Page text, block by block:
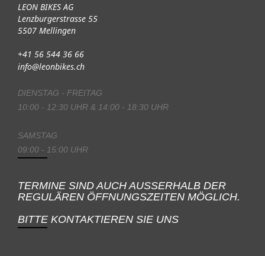
LEON BIKES AG
Lenzburgerstrasse 55
5507 Mellingen
+41 56 544 36 66
info@leonbikes.ch
DIENSTAG - FREITAG
10:00 - 12:30 UHR & 14:00 - 18:30 UHR
SAMSTAG
09:00 - 15:00 UHR
TERMINE SIND AUCH AUSSERHALB DER
REGULÄREN ÖFFNUNGSZEITEN MÖGLICH.
BITTE KONTAKTIEREN SIE UNS